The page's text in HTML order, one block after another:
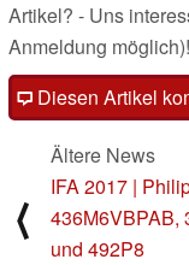
Artikel? - Uns
Anmeldung möglich)!
Diesen Artikel
⟨
Ältere News
IFA 2017 |
436M6VBPAB,
und 492P8